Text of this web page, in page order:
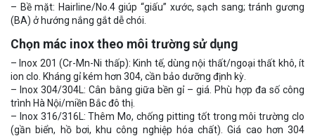
– Bề mặt: Hairline/No.4 giúp “giấu” xước, sạch sang; tránh gương
(BA) ở hướng nắng gắt dễ chói.
Chọn mác inox theo môi trường sử dụng
– Inox 201 (Cr-Mn-Ni thấp): Kinh tế, dùng nội thất/ngoại thất khô, ít
ion clo. Kháng gỉ kém hơn 304, cần bảo dưỡng định kỳ.
– Inox 304/304L: Cân bằng giữa bền gỉ – giá. Phù hợp đa số công
trình Hà Nội/miền Bắc đô thị.
– Inox 316/316L: Thêm Mo, chống pitting tốt trong môi trường clo
(gần biển, hồ bơi, khu công nghiệp hóa chất). Giá cao hơn 304